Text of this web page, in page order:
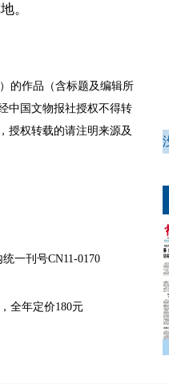
。
作品（含标题及编辑所
中国文物报社授权不得转
授权转载的请注明来源及
一刊号CN11-0170
年定价180元